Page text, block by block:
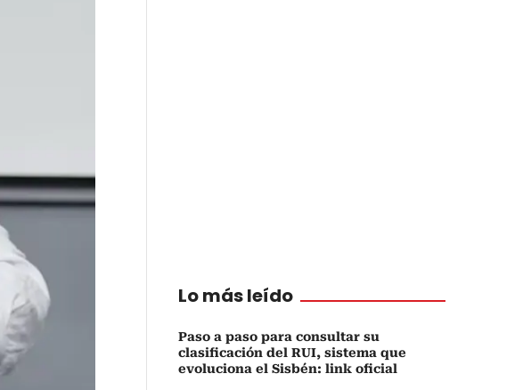
Lo más leído
Paso a paso para consultar su
clasificación del RUI, sistema que
evoluciona el Sisbén: link oficial